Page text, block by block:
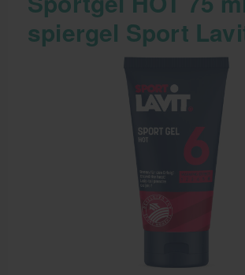
Verbruiksmaterialen
Massage, oliën en lotion
Zalven, crèmes, etherische olie
Massage accessoires
spiergel Sport